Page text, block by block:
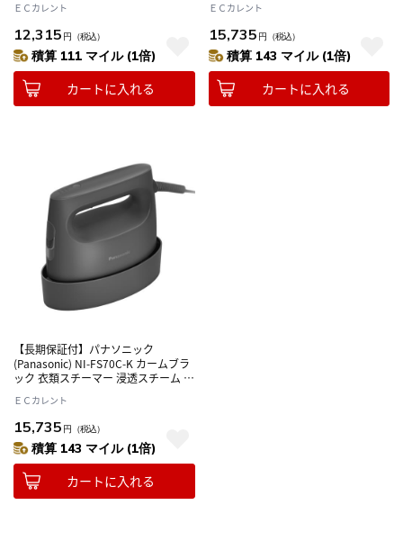
ＥＣカレント
12,315 円 （税込）
積算 111 マイル (1倍)
カートに入れる
ーオフ 軽量
ＥＣカレント
15,735 円 （税込）
積算 143 マイル (1倍)
カートに入れる
【長期保証付】パナソニック
(Panasonic) NI-FS70C-K カームブラ
ック 衣類スチーマー 浸透スチーム 静
ーオフ 軽量
ＥＣカレント
15,735 円 （税込）
積算 143 マイル (1倍)
カートに入れる